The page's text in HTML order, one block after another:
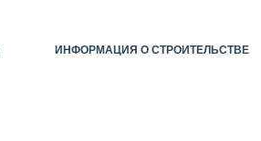
ИНФОРМАЦИЯ О СТРОИТЕЛЬСТВЕ